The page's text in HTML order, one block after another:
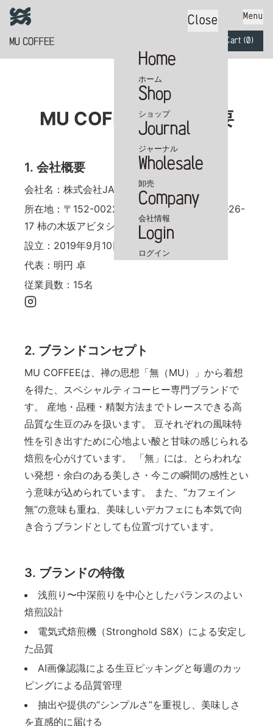
Menu
Cart (0)
Close
Home
ホーム
Shop
ショップ
Journal
ジャーナル
Wholesale
卸売
Company
会社情報
Login
ログイン
カートに商品がありません
MU COFFEE | 会社概要
1. 会社概要
会社名：株式会社JANAI
所在地：〒152-0022 東京都目黒区柿の木坂2-26-
17 柿の木坂アビタシオン101
設立：2019年9月10日
代表：明円 卓
従業員数：15名
2. ブランドコンセプト
MU COFFEEは、禅の思想「無（MU）」から着想
を得た、スペシャルティコーヒー専門ブランドで
す。 産地・品種・精製方法までトレースできる高
品質な生豆のみを扱います。 豆それぞれの風味特
性を引き出すために心地よい酸と甘味の感じられる
焙煎を心がけています。 「無」には、とらわれな
い発想・余白のある美しさ・今この瞬間の感性とい
う意味が込められています。 また、“カフェイン
無”の意味も重ね、美味しいデカフェにも本気で向
き合うブランドとしても位置づけています。
3. ブランドの特徴
浅煎り〜中深煎りを中心としたバランスのよい
焙煎設計
電気式焙煎機（Stronghold S8X）による安定し
た品質
AI画像認識による生豆ピッキングと毎週のカッ
ピングによる品質管理
抽出や提供の“シンプルさ”を重視し、美味しさ
を直感的に届ける